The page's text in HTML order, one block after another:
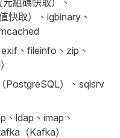
組碼快取）、
快取）、igbinary、
、fileinfo、zip、
PostgreSQL）、sqlsrv
、ldap、imap、
（Kafka）